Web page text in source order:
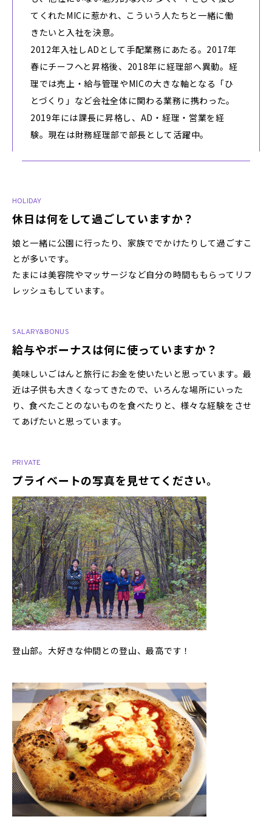
てくれたMICに惹かれ、こういう人たちと一緒に働
きたいと入社を決意。
2012年入社しADとして手配業務にあたる。2017年
春にチーフへと昇格後、2018年に経理部へ異動。経
理では売上・給与管理やMICの大きな軸となる「ひ
とづくり」など会社全体に関わる業務に携わった。
2019年には課長に昇格し、AD・経理・営業を経
験。現在は財務経理部で部長として活躍中。
HOLIDAY
休日は何をして過ごしていますか？
娘と一緒に公園に行ったり、家族ででかけたりして過ごすこ
とが多いです。
たまには美容院やマッサージなど自分の時間ももらってリフ
レッシュもしています。
SALARY&BONUS
給与やボーナスは何に使っていますか？
美味しいごはんと旅行にお金を使いたいと思っています。最
近は子供も大きくなってきたので、いろんな場所にいった
り、食べたことのないものを食べたりと、様々な経験をさせ
てあげたいと思っています。
PRIVATE
プライベートの写真を見せてください。
登山部。大好きな仲間との登山、最高です！